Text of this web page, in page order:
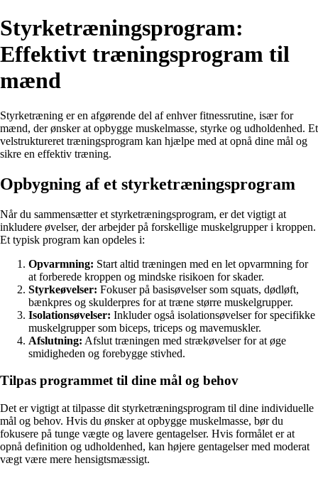
Styrketræningsprogram:
Effektivt træningsprogram til
mænd
Styrketræning er en afgørende del af enhver fitnessrutine, især for
mænd, der ønsker at opbygge muskelmasse, styrke og udholdenhed. Et
velstruktureret træningsprogram kan hjælpe med at opnå dine mål og
sikre en effektiv træning.
Opbygning af et styrketræningsprogram
Når du sammensætter et styrketræningsprogram, er det vigtigt at
inkludere øvelser, der arbejder på forskellige muskelgrupper i kroppen.
Et typisk program kan opdeles i:
Opvarmning: Start altid træningen med en let opvarmning for
at forberede kroppen og mindske risikoen for skader.
Styrkeøvelser: Fokuser på basisøvelser som squats, dødløft,
bænkpres og skulderpres for at træne større muskelgrupper.
Isolationsøvelser: Inkluder også isolationsøvelser for specifikke
muskelgrupper som biceps, triceps og mavemuskler.
Afslutning: Afslut træningen med strækøvelser for at øge
smidigheden og forebygge stivhed.
Tilpas programmet til dine mål og behov
Det er vigtigt at tilpasse dit styrketræningsprogram til dine individuelle
mål og behov. Hvis du ønsker at opbygge muskelmasse, bør du
fokusere på tunge vægte og lavere gentagelser. Hvis formålet er at
opnå definition og udholdenhed, kan højere gentagelser med moderat
vægt være mere hensigtsmæssigt.